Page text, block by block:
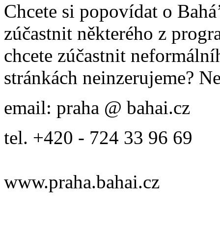
Chcete si popovídat o
zúčastnit některého z
chcete zúčastnit
stránkách neinzerujeme?
email: praha @ bahai.cz
tel. +420 - 724 33 96 69
www.praha.bahai.cz